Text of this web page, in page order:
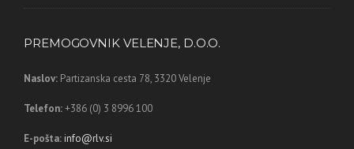
PREMOGOVNIK VELENJE, D.O.O.
Naslov: Partizanska cesta 78, 3320 Velenje
Telefon:+386 (0) 3 8996 100
E-pošta: info@rlv.si